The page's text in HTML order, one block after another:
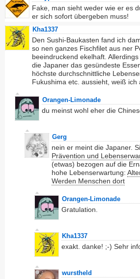
Fake, man sieht weder wie er es
er sich sofort übergeben muss!
Kha1337
Den Sushi-Baukasten fand ich
so nen ganzes Fischfilet aus ner
beeindruckend ekelhaft.
die Japaner das gesündeste
höchste durchschnittliche
Fukushima etc. aussieht, weiß ich
Orangen-Limonade
du meinst wohl eher die
Gerg
nein er meint die Japaner.
Prävention und
(etwas) bezogen auf die
hohe Lebenserwartung:
Werden Menschen dort
Orangen-Limonade
Gratulation.
Kha1337
exakt. danke! ;-) Sehr
wurstheld